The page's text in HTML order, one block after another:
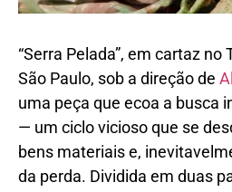
“Serra Pelada”, em cartaz no
São Paulo, sob a direção de
uma peça que ecoa a busca
— um ciclo vicioso que se
bens materiais e,
da perda. Dividida em duas